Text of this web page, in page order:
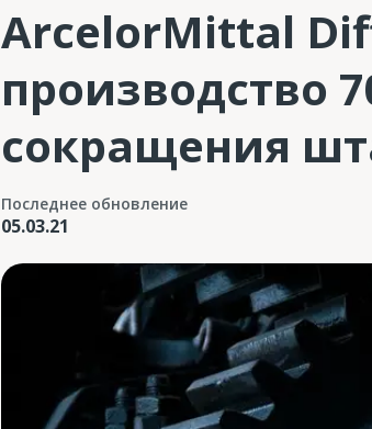
ArcelorMittal
производство
сокращения
Последнее обновление
05.03.21